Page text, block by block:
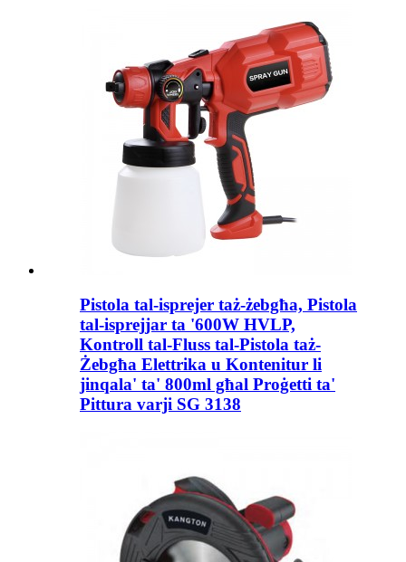
Pistola tal-isprejer taż-żebgħa, Pistola
tal-isprejjar ta '600W HVLP,
Kontroll tal-Fluss tal-Pistola taż-
Żebgħa Elettrika u Kontenitur li
jinqala' ta' 800ml għal Proġetti ta'
Pittura varji SG 3138